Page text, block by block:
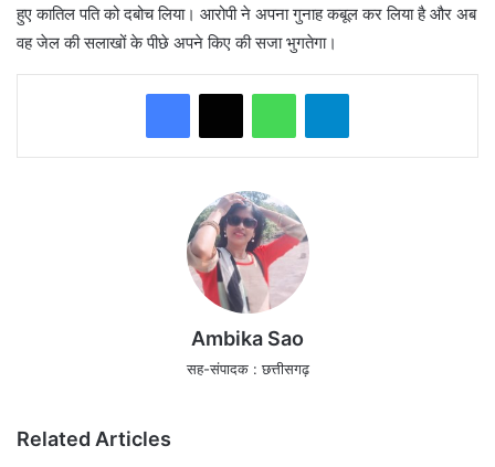
हुए कातिल पति को दबोच लिया। आरोपी ने अपना गुनाह कबूल कर लिया है और अब
वह जेल की सलाखों के पीछे अपने किए की सजा भुगतेगा।
WhatsAppTelegram
Ambika Sao
सह-संपादक : छत्तीसगढ़
Related Articles